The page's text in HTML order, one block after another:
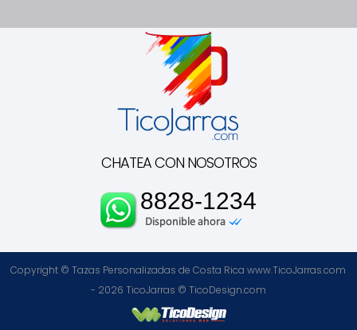
CHATEA CON NOSOTROS
8828-1234
Copyright © Tazas Personalizadas de Costa Rica www.TicoJarras.com
- 2026 TicoJarras © TicoDesign.com